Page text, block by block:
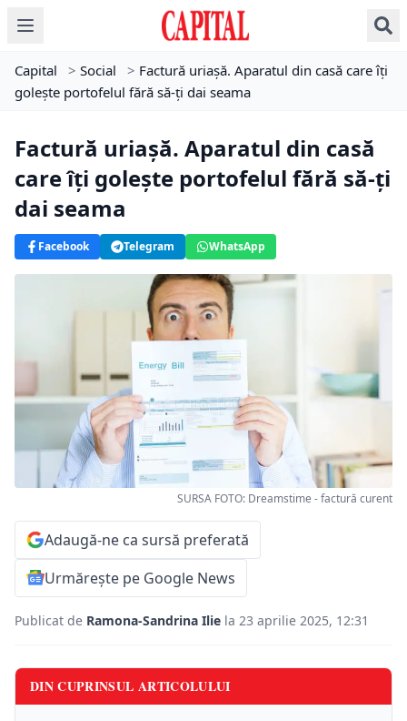
Capital > Social > Factură uriașă. Aparatul din casă care îți
golește portofelul fără să-ți dai seama
Factură uriașă. Aparatul din casă
care îți golește portofelul fără să-ți
dai seama
Facebook Telegram WhatsApp
SURSA FOTO: Dreamstime - factură curent
Adaugă-ne ca sursă preferată
Urmărește pe Google News
Publicat de Ramona-Sandrina Ilie la 23 aprilie 2025, 12:31
DIN CUPRINSUL ARTICOLULUI